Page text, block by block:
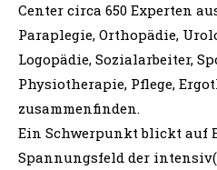
Center circa 650 Experten
Paraplegie, Orthopädie,
Logopädie, Sozialarbeiter,
Physiotherapie, Pflege,
zusammenfinden.
Ein Schwerpunkt blickt auf
Spannungsfeld der